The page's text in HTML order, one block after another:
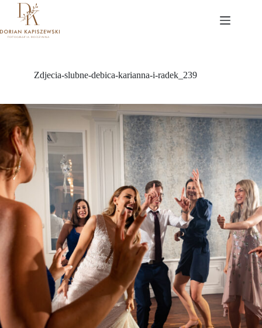
Przejdź
Zdjecia-slubne-debica-karianna-i-radek_239